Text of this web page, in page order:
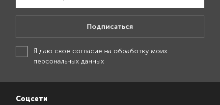
Подписаться
Я даю своё согласие на обработку моих
персональных данных
Соцсети